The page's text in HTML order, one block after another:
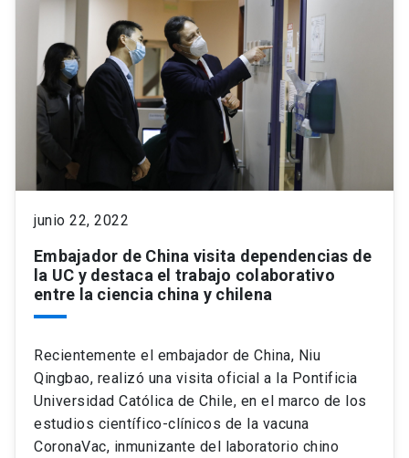
junio 22, 2022
Embajador de China visita dependencias de
la UC y destaca el trabajo colaborativo
entre la ciencia china y chilena
Recientemente el embajador de China, Niu
Qingbao, realizó una visita oficial a la Pontificia
Universidad Católica de Chile, en el marco de los
estudios científico-clínicos de la vacuna
CoronaVac, inmunizante del laboratorio chino